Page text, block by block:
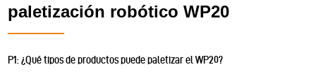
paletización robótico WP20
P1: ¿Qué tipos de productos puede paletizar el WP20?